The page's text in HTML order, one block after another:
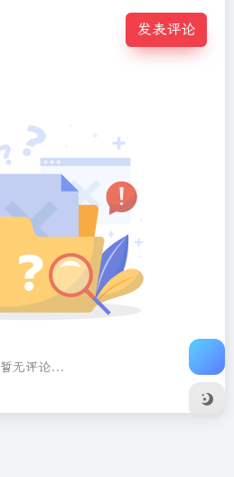
发表评论
暂无评论...